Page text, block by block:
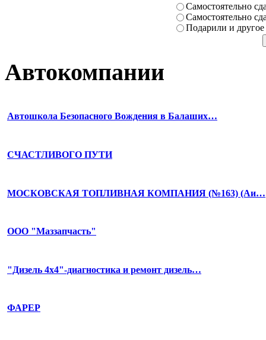
Самостоя­тельно
Самостоя­тельно
Подарили­ и другое
Автокомпании
Автошкола Безопасного Вождения в Балаших…
СЧАСТЛИВОГО ПУТИ
МОСКОВСКАЯ ТОПЛИВНАЯ КОМПАНИЯ (№163) (Аи…
ООО "Маззапчасть"
"Дизель 4х4"-диагностика и ремонт дизель…
ФАРЕР